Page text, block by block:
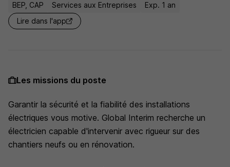
BEP, CAP
Services aux Entreprises
Exp. 1 an
Lire dans l'app
Les missions du poste
Garantir la sécurité et la fiabilité des installations
électriques vous motive. Global Interim recherche un
électricien capable d'intervenir avec rigueur sur des
chantiers neufs ou en rénovation.